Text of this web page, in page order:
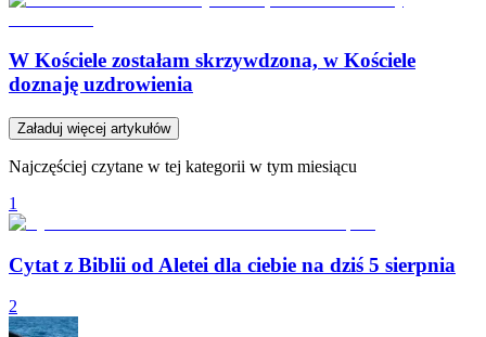
W Kościele zostałam skrzywdzona, w Kościele
doznaję uzdrowienia
Załaduj więcej artykułów
Najczęściej czytane w tej kategorii w tym miesiącu
1
Cytat z Biblii od Aletei dla ciebie na dziś 5 sierpnia
2